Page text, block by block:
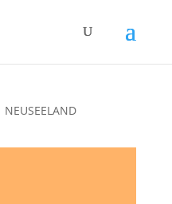
NEUSEELAND